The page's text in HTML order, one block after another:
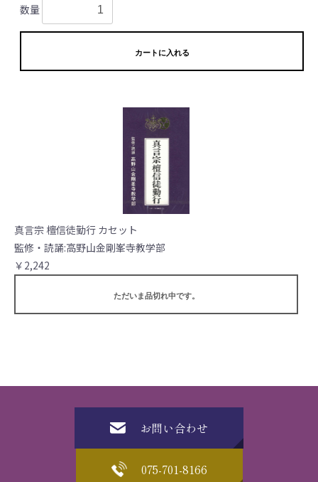
数量
カートに入れる
真言宗 檀信徒勤行 カセット
監修・読誦:高野山金剛峯寺教学部
￥2,242
ただいま品切れ中です。
お問い合わせ
075-701-8166